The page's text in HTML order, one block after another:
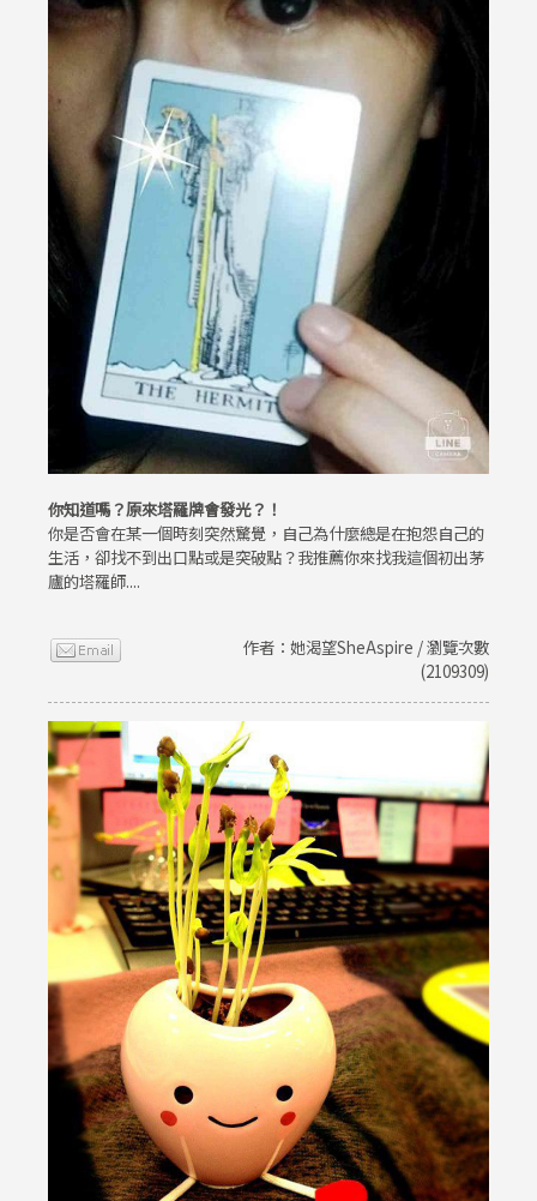
你知道嗎？原來塔羅牌會發光？！
你是否會在某一個時刻突然驚覺，自己為什麼總是在抱怨自己的
生活，卻找不到出口點或是突破點？我推薦你來找我這個初出茅
廬的塔羅師....
作者：她渴望SheAspire / 瀏覽次數
(2109309)